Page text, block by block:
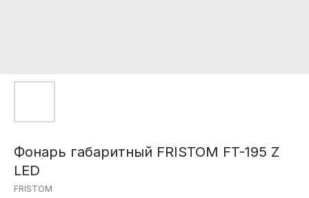
Фонарь габаритный FRISTOM FT-195 Z
LED
FRISTOM